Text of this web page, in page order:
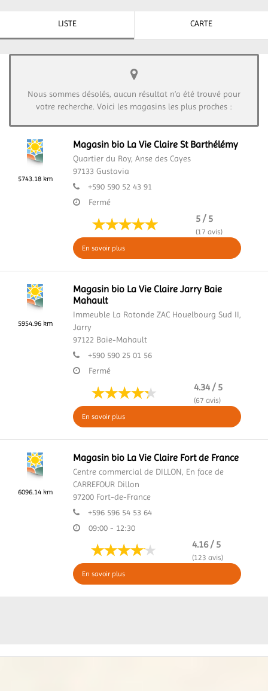
LISTE CARTE
Nous sommes désolés, aucun résultat n’a été trouvé pour
votre recherche. Voici les magasins les plus proches :
5743.18 km
Magasin bio La Vie Claire St Barthélémy
Quartier du Roy, Anse des Cayes
97133 Gustavia
+590 590 52 43 91
Fermé
5 / 5
(17 avis)
En savoir plus
5954.96 km
Magasin bio La Vie Claire Jarry Baie
Mahault
Immeuble La Rotonde ZAC Houelbourg Sud II,
Jarry
97122 Baie-Mahault
+590 590 25 01 56
Fermé
4.34 / 5
(67 avis)
En savoir plus
6096.14 km
Magasin bio La Vie Claire Fort de France
Centre commercial de DILLON, En face de
CARREFOUR Dillon
97200 Fort-de-France
+596 596 54 53 64
09:00 - 12:30
4.16 / 5
(123 avis)
En savoir plus